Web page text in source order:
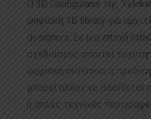
Ο 3D Configurator της
ψηφιακή 3D library για
designers. Σε μια εποχή
σχεδιασμός απαιτεί
ψηφιακή συνέπεια, η
μπορεί πλέον να βασίζεται
ή απλές τεχνικές